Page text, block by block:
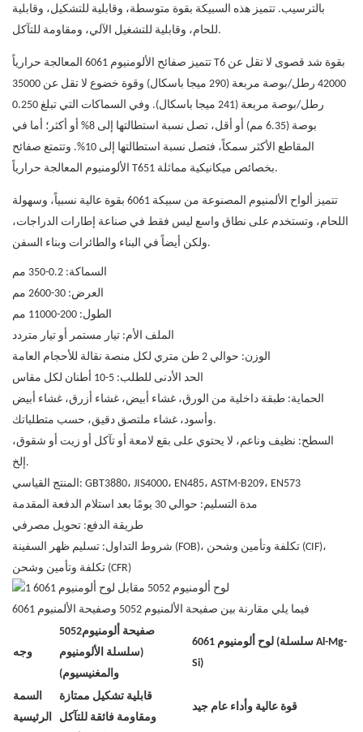
بالترسيب. تتميز هذه السبيكة بقوة متوسطة، وقابلية للتشكيل، وقابلية
للحام، وقابلية للتشغيل الآلي، ومقاومة للتآكل.
تتميز صفائح الألومنيوم
6061 المعالجة حرارياً T6 بقوة شد قصوى لا تقل عن
42000 رطل/بوصة مربعة (290 ميجا باسكال) وقوة خضوع لا تقل عن 35000
رطل/بوصة مربعة (241 ميجا باسكال). وفي السماكات التي تبلغ 0.250
بوصة (6.35 مم) أو أقل، تصل نسبة استطالتها إلى 8% أو أكثر؛ أما في
المقاطع الأكثر سمكاً، فتصل نسبة استطالتها إلى 10%. وتتمتع صفائح
الألومنيوم المعالجة حرارياً T651 بخصائص ميكانيكية مماثلة.
تتميز ألواح الألمنيوم المصنوعة من سبيكة 6061 بقوة عالية نسبياً، وسهولة
اللحام، وتستخدم على نطاق واسع ليس فقط في صناعة إطارات الدراجات،
ولكن أيضاً في البناء والطائرات وبناء السفن.
السماكة: 0.2-350 مم
العرض: 30-2600 مم
الطول: 200-11000 مم
الملف الأم: تيار مستمر أو تيار متردد
الوزن: حوالي 2 طن متري لكل منصة نقالة للأحجام العامة
الحد الأدنى للطلب: 5-10 أطنان لكل مقاس
الحماية: طبقة داخلية من الورق، غشاء أبيض، غشاء أزرق، غشاء أبيض
وأسود، غشاء ملتصق دقيق، حسب متطلباتك.
السطح: نظيف وناعم، لا يحتوي على بقع لامعة أو تآكل أو زيت أو شقوق،
إلخ.
المنتج القياسي: GBT3880، JIS4000، EN485، ASTM-B209، EN573
مدة التسليم: حوالي 30 يومًا بعد استلام الدفعة المقدمة
طريقة الدفع: تحويل مصرفي
شروط التداول: تسليم ظهر السفينة (FOB)، تكلفة وتأمين وشحن (CIF)،
تكلفة وتأمين وشحن (CFR)
فيما يلي مقارنة بين صفيحة الألمنيوم 5052 وصفيحة الألمنيوم 6061
وجه
5052صفيحة ألومنيوم
(سلسلة الألومنيوم
والمغنيسيوم)
لوح ألومنيوم 6061 (سلسلة Al-Mg-
Si)
السمة
الرئيسية
قابلية تشكيل ممتازة
ومقاومة فائقة للتآكل
قوة عالية وأداء عام جيد